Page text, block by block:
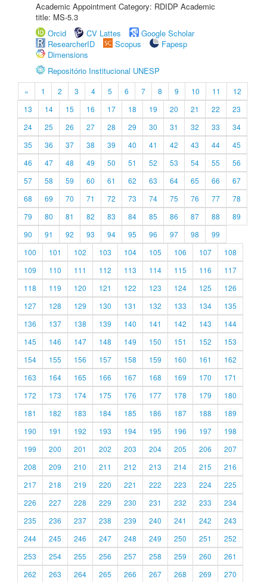
Academic Appointment Category: RDIDP Academic
title: MS-5.3
Orcid
CV Lattes
Google Scholar
ResearcherID
Scopus
Fapesp
Dimensions
Repositório Institucional UNESP
« 1 2 3 4 5 6 7 8 9 10 11
12
13
14 15 16 17 18 19 20 21 22
23
24
25 26 27 28 29 30 31 32 33
34
35
36 37 38 39 40 41 42 43 44
45
46
47 48 49 50 51 52 53 54 55
56
57
58 59 60 61 62 63 64 65 66
67
68
69 70 71 72 73 74 75 76 77
78
79
80 81 82 83 84 85 86 87 88
89
90
91 92 93 94 95 96 97 98
99
100
101 102 103 104 105 106 107
108
109
110 111 112 113 114 115 116
117
118
119 120 121 122 123 124 125
126
127
128 129 130 131 132 133 134
135
136
137 138 139 140 141 142 143
144
145
146 147 148 149 150 151 152
153
154
155 156 157 158 159 160 161
162
163
164 165 166 167 168 169 170
171
172
173 174 175 176 177 178 179
180
181
182 183 184 185 186 187 188
189
190
191 192 193 194 195 196 197
198
199
200 201 202 203 204 205 206
207
208
209 210 211 212 213 214 215
216
217
218 219 220 221 222 223 224
225
226
227 228 229 230 231 232 233
234
235
236 237 238 239 240 241 242
243
244
245 246 247 248 249 250 251
252
253
254 255 256 257 258 259 260
261
262
263 264 265 266 267 268 269 270